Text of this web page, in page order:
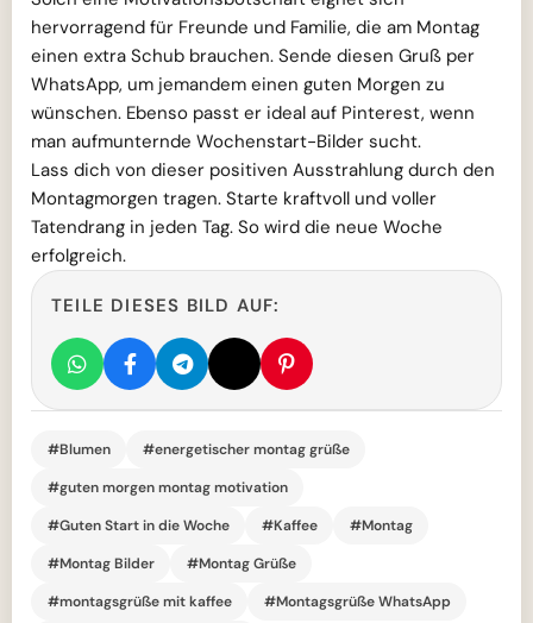
hervorragend für Freunde und Familie, die am Montag
einen extra Schub brauchen. Sende diesen Gruß per
WhatsApp, um jemandem einen guten Morgen zu
wünschen. Ebenso passt er ideal auf Pinterest, wenn
man aufmunternde Wochenstart-Bilder sucht.
Lass dich von dieser positiven Ausstrahlung durch den
Montagmorgen tragen. Starte kraftvoll und voller
Tatendrang in jeden Tag. So wird die neue Woche
erfolgreich.
TEILE DIESES BILD AUF:
#Blumen
#energetischer montag grüße
#guten morgen montag motivation
#Guten Start in die Woche
#Kaffee
#Montag
#Montag Bilder
#Montag Grüße
#montagsgrüße mit kaffee
#Montagsgrüße WhatsApp